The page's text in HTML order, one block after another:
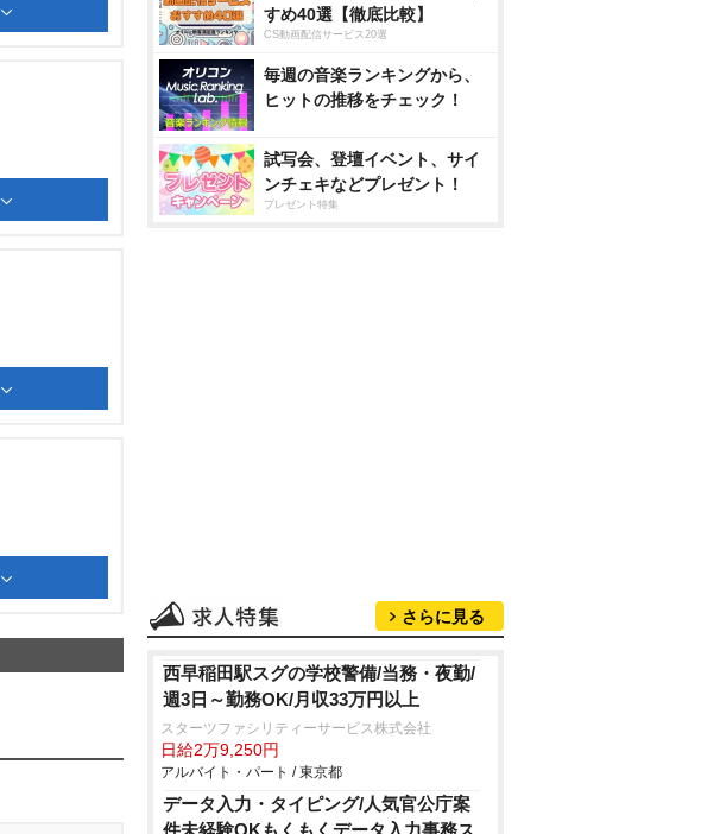
すめ40選【徹底比較】
CS動画配信サービス20選
毎週の音楽ランキングから、
ヒットの推移をチェック！
試写会、登壇イベント、サイ
ンチェキなどプレゼント！
プレゼント特集
さらに見る
西早稲田駅スグの学校警備/当務・夜勤/
週3日～勤務OK/月収33万円以上
スターツファシリティーサービス株式会社
日給2万9,250円
アルバイト・パート / 東京都
データ入力・タイピング/人気官公庁案
件未経験OKもくもくデータ入力事務ス